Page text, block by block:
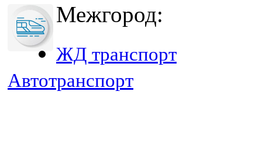
Межгород:
ЖД транспорт
Автотранспорт